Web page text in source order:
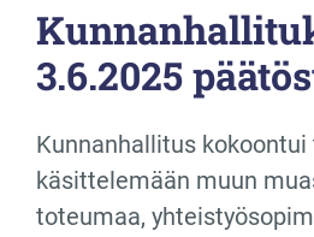
3.6.2025
Kunnanhallitus
käsittelemään muun
toteumaa,